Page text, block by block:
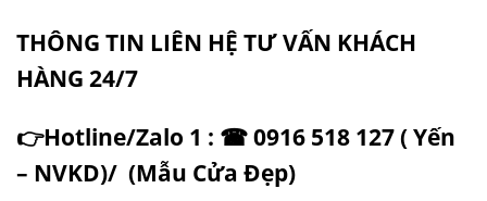
THÔNG TIN LIÊN HỆ TƯ VẤN KHÁCH
HÀNG 24/7
👉Hotline/Zalo 1 : ☎0916 518 127( Yến
– NVKD)/ (Mẫu Cửa Đẹp)